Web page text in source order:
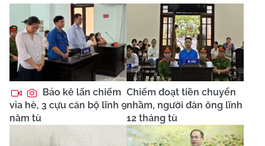
Bảo kê lấn chiếm
vỉa hè, 3 cựu cán bộ lĩnh 9
năm tù
Chiếm đoạt tiền chuyển
nhầm, người đàn ông lĩnh
12 tháng tù